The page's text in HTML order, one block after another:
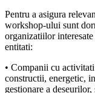
Pentru a asigura
workshop-ului sunt
organizatiilor
entitati:
• Companii cu
constructii, energetic,
gestionare a deseurilor,